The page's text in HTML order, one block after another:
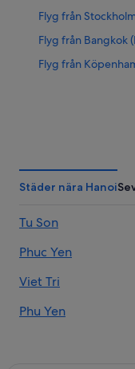
Flyg från
Flyg från Bangkok
Flyg från
Städer nära Hanoi
Tu Son
Phuc Yen
Viet Tri
Phu Yen